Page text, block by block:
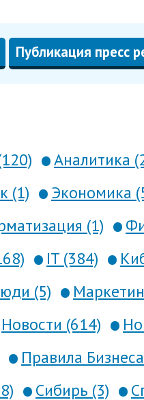
Публикация пресс
Аналитика
(1)
Экономика
(1)
IT (384)
(5)
Новости (614)
Правила
Сибирь (3)